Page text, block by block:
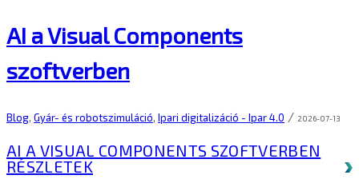
AI a Visual Components
szoftverben
Blog, Gyár- és robotszimuláció, Ipari digitalizáció - Ipar 4.0 / 2026-07-13
AI A VISUAL COMPONENTS SZOFTVERBEN
RÉSZLETEK